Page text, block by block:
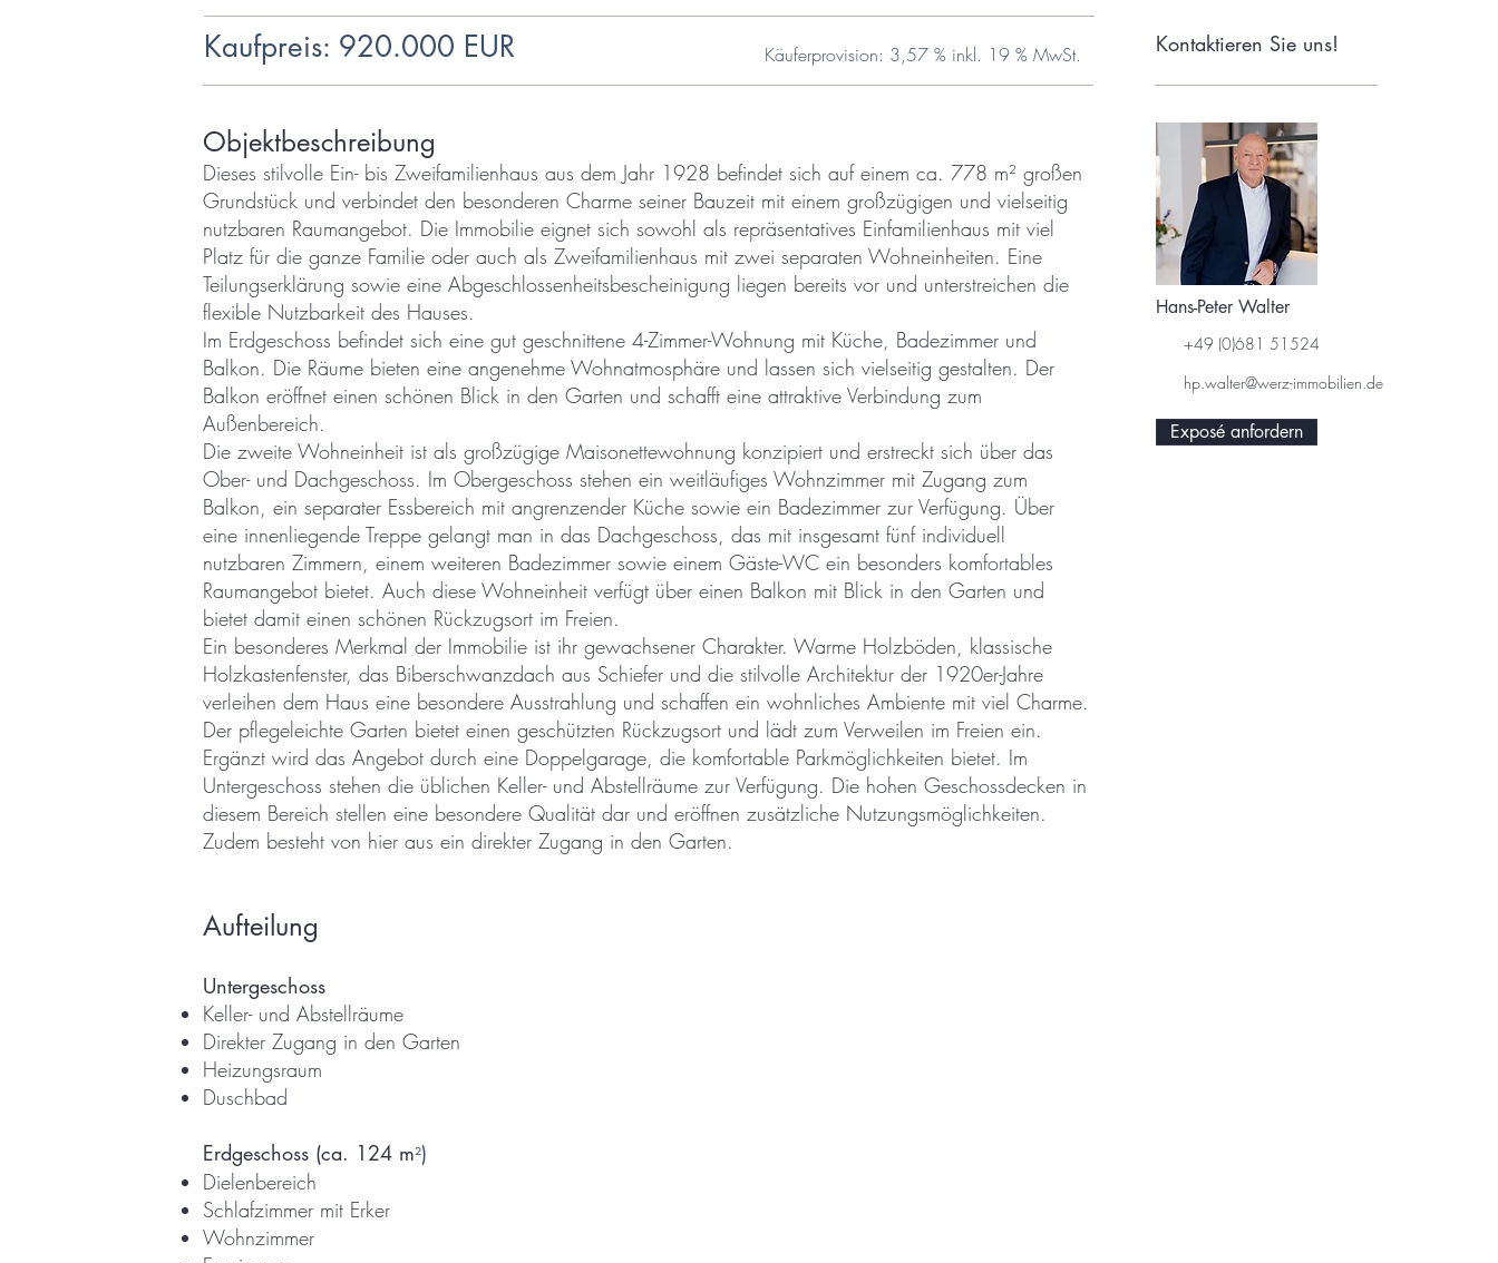
Kaufpreis: 920.000 EUR Käuferprovision: 3,57 % inkl. 19 % MwSt.
Objektbeschreibung
Dieses stilvolle Ein- bis Zweifamilienhaus aus dem Jahr 1928 befindet sich auf einem ca. 778 m² großen
Grundstück und verbindet den besonderen Charme seiner Bauzeit mit einem großzügigen und vielseitig
nutzbaren Raumangebot. Die Immobilie eignet sich sowohl als repräsentatives Einfamilienhaus mit viel
Platz für die ganze Familie oder auch als Zweifamilienhaus mit zwei separaten Wohneinheiten. Eine
Teilungserklärung sowie eine Abgeschlossenheitsbescheinigung liegen bereits vor und unterstreichen die
flexible Nutzbarkeit des Hauses.
Im Erdgeschoss befindet sich eine gut geschnittene 4-Zimmer-Wohnung mit Küche, Badezimmer und
Balkon. Die Räume bieten eine angenehme Wohnatmosphäre und lassen sich vielseitig gestalten. Der
Balkon eröffnet einen schönen Blick in den Garten und schafft eine attraktive Verbindung zum
Außenbereich.
Die zweite Wohneinheit ist als großzügige Maisonettewohnung konzipiert und erstreckt sich über das
Ober- und Dachgeschoss. Im Obergeschoss stehen ein weitläufiges Wohnzimmer mit Zugang zum
Balkon, ein separater Essbereich mit angrenzender Küche sowie ein Badezimmer zur Verfügung. Über
eine innenliegende Treppe gelangt man in das Dachgeschoss, das mit insgesamt fünf individuell
nutzbaren Zimmern, einem weiteren Badezimmer sowie einem Gäste-WC ein besonders komfortables
Raumangebot bietet. Auch diese Wohneinheit verfügt über einen Balkon mit Blick in den Garten und
bietet damit einen schönen Rückzugsort im Freien.
Ein besonderes Merkmal der Immobilie ist ihr gewachsener Charakter. Warme Holzböden, klassische
Holzkastenfenster, das Biberschwanzdach aus Schiefer und die stilvolle Architektur der 1920er-Jahre
verleihen dem Haus eine besondere Ausstrahlung und schaffen ein wohnliches Ambiente mit viel Charme.
Der pflegeleichte Garten bietet einen geschützten Rückzugsort und lädt zum Verweilen im Freien ein.
Ergänzt wird das Angebot durch eine Doppelgarage, die komfortable Parkmöglichkeiten bietet. Im
Untergeschoss stehen die üblichen Keller- und Abstellräume zur Verfügung. Die hohen Geschossdecken in
diesem Bereich stellen eine besondere Qualität dar und eröffnen zusätzliche Nutzungsmöglichkeiten.
Zudem besteht von hier aus ein direkter Zugang in den Garten.
Aufteilung
Untergeschoss
Keller- und Abstellräume
Direkter Zugang in den Garten
Heizungsraum
Duschbad
Erdgeschoss (ca. 124 m²)
Dielenbereich
Schlafzimmer mit Erker
Wohnzimmer
Kontaktieren Sie uns!
Hans-Peter Walter
+49 (0)681 51524
hp.walter@werz-immobilien.de
Exposé anfordern